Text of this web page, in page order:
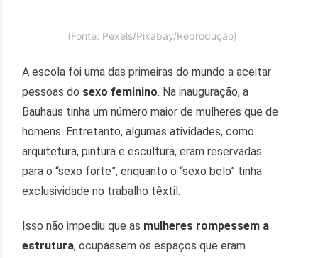
(Fonte: Pexels/Pixabay/Reprodução)
A escola foi uma das primeiras do mundo a aceitar
pessoas do sexo feminino. Na inauguração, a
Bauhaus tinha um número maior de mulheres que de
homens. Entretanto, algumas atividades, como
arquitetura, pintura e escultura, eram reservadas
para o “sexo forte”, enquanto o “sexo belo” tinha
exclusividade no trabalho têxtil.
Isso não impediu que as mulheres rompessem a
estrutura, ocupassem os espaços que eram